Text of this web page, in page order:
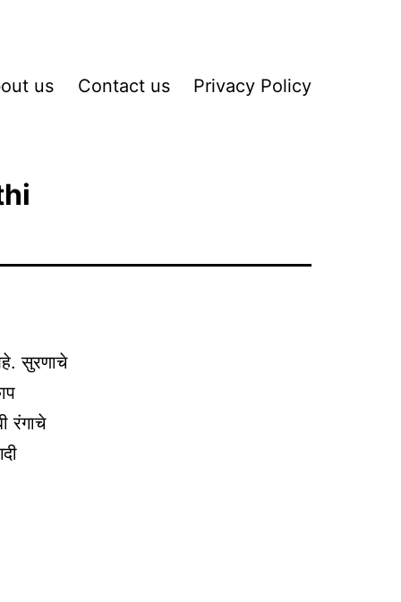
us Contact us Privacy Policy
सुरणाचे
रंगाचे